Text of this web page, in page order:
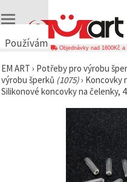
Používáme
🍪
Používáme
cookies a
Objednávky nad 1600Kč
EM ART › Potřeby pro výrobu
výrobu šperků (1075)› Koncovky
Silikonové koncovky na čelenky,